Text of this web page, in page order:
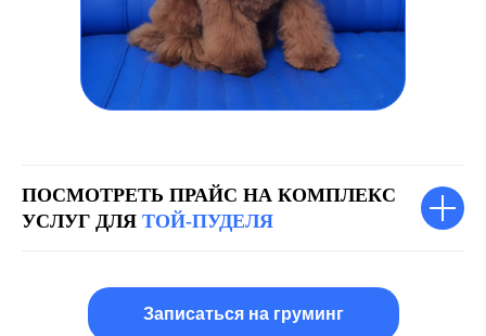
ПОСМОТРЕТЬ ПРАЙС НА КОМПЛЕКС
УСЛУГ ДЛЯ ТОЙ-ПУДЕЛЯ
Записаться на груминг